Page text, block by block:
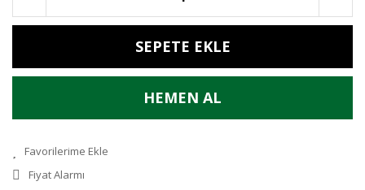
SEPETE EKLE
HEMEN AL
Fiyat Alarmı